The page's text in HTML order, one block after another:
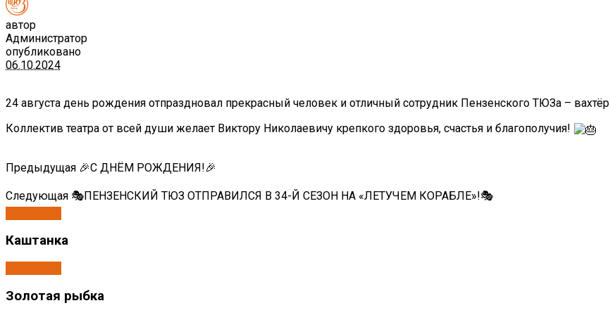
автор
Администратор
опубликовано
06.10.2024
24 августа день рождения отпраздновал прекрасный человек и отличный сотрудник Пензенского ТЮЗа – вахтёр
Коллектив театра от всей души желает Виктору Николаевичу крепкого здоровья, счастья и благополучия!
Предыдущая 🎉С ДНËМ РОЖДЕНИЯ!🎉
Следующая 🎭ПЕНЗЕНСКИЙ ТЮЗ ОТПРАВИЛСЯ В 34-Й СЕЗОН НА «ЛЕТУЧЕМ КОРАБЛЕ»!🎭
Каштанка
Золотая рыбка